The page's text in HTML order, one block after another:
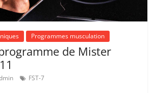
Programmes musculation
de Mister
FST-7